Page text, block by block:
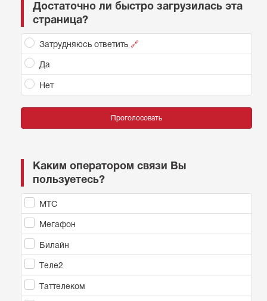
Достаточно ли быстро загрузилась эта
страница?
Затрудняюсь ответить 🔗
Да
Нет
Проголосовать
Каким оператором связи Вы
пользуетесь?
МТС
Мегафон
Билайн
Теле2
Таттелеком